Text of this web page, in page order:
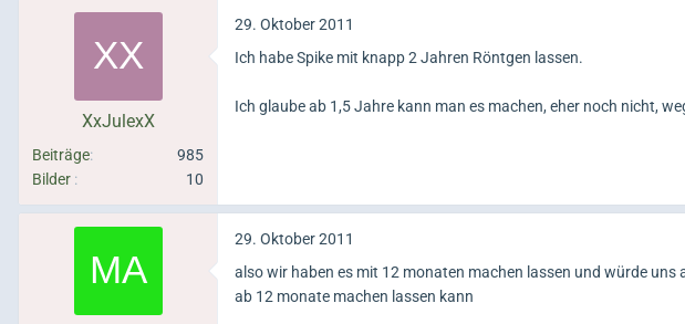
XxJulexX
Beiträge
985
Bilder
10
29. Oktober 2011
Ich habe Spike mit knapp 2 Jahren Röntgen lassen.
Ich glaube ab 1,5 Jahre kann man es machen, eher noch nicht,
29. Oktober 2011
also wir haben es mit 12 monaten machen lassen und würde
ab 12 monate machen lassen kann